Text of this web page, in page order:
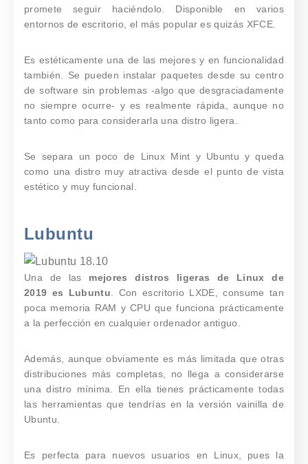
promete seguir haciéndolo. Disponible en varios
entornos de escritorio, el más popular es quizás XFCE.
Es estéticamente una de las mejores y en funcionalidad
también. Se pueden instalar paquetes desde su centro
de software sin problemas -algo que desgraciadamente
no siempre ocurre- y es realmente rápida, aunque no
tanto como para considerarla una distro ligera.
Se separa un poco de Linux Mint y Ubuntu y queda
como una distro muy atractiva desde el punto de vista
estético y muy funcional.
Lubuntu
Una de las mejores
distros ligeras de Linux de
2019 es Lubuntu . Con escritorio LXDE, consume tan
poca memoria RAM y CPU que funciona prácticamente
a la perfección en cualquier ordenador antiguo.
Además, aunque obviamente es más limitada que otras
distribuciones más completas, no llega a considerarse
una distro mínima. En ella tienes prácticamente todas
las herramientas que tendrías en la versión vainilla de
Ubuntu.
Es perfecta para nuevos usuarios en Linux, pues la